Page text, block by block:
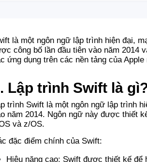
là một ngôn ngữ lập trình hiện đại,
công bố lần đầu tiên vào năm 2014
ứng dụng trên các nền tảng của
Lập trình Swift là
trình Swift là một ngôn ngữ lập trình
năm 2014. Ngôn ngữ này được thiết
và z/OS.
đặc điểm chính của Swift:
Hiệu năng cao: Swift được thiết kế để